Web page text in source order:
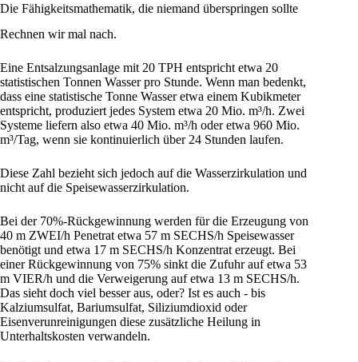
Die Fähigkeitsmathematik, die niemand überspringen sollte
Rechnen wir mal nach.
Eine Entsalzungsanlage mit 20 TPH entspricht etwa 20
statistischen Tonnen Wasser pro Stunde. Wenn man bedenkt,
dass eine statistische Tonne Wasser etwa einem Kubikmeter
entspricht, produziert jedes System etwa 20 Mio. m³/h. Zwei
Systeme liefern also etwa 40 Mio. m³/h oder etwa 960 Mio.
m³/Tag, wenn sie kontinuierlich über 24 Stunden laufen.
Diese Zahl bezieht sich jedoch auf die Wasserzirkulation und
nicht auf die Speisewasserzirkulation.
Bei der 70%-Rückgewinnung werden für die Erzeugung von
40 m ZWEI/h Penetrat etwa 57 m SECHS/h Speisewasser
benötigt und etwa 17 m SECHS/h Konzentrat erzeugt. Bei
einer Rückgewinnung von 75% sinkt die Zufuhr auf etwa 53
m VIER/h und die Verweigerung auf etwa 13 m SECHS/h.
Das sieht doch viel besser aus, oder? Ist es auch - bis
Kalziumsulfat, Bariumsulfat, Siliziumdioxid oder
Eisenverunreinigungen diese zusätzliche Heilung in
Unterhaltskosten verwandeln.